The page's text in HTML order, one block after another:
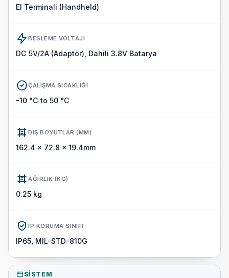
El Terminali (Handheld)
BESLEME VOLTAJI
DC 5V/2A (Adaptör), Dahili 3.8V Batarya
ÇALIŞMA SICAKLIĞI
-10 °C to 50 °C
DIŞ BOYUTLAR (MM)
162.4 x 72.8 x 19.4mm
AĞIRLIK (KG)
0.25 kg
IP KORUMA SINIFI
IP65, MIL-STD-810G
SISTEM